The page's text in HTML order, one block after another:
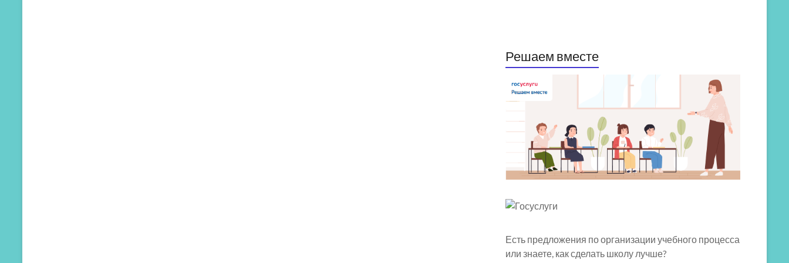
Решаем вместе
Есть предложения по организации учебного процесса
или знаете, как сделать школу лучше?